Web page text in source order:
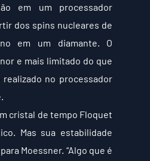
em um processador
dos spins nucleares de
em um diamante. O
e mais limitado do que
no processador
cristal de tempo Floquet
Mas sua estabilidade
Moessner. “Algo que é